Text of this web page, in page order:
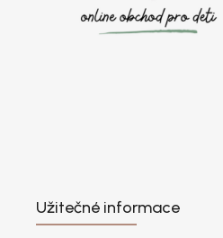
Užitečné informace